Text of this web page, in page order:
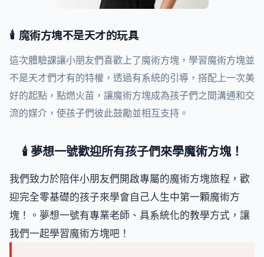
🕯️ 魔術方塊不是天才的玩具
這次體驗課讓小朋友們喜歡上了魔術方塊，學習魔術方塊並
不是天才們才有的特權，透過有系統的引導，搭配上一次美
好的起點，點燃火苗，讓魔術方塊成為孩子們之間溝通和交
流的媒介，使孩子們彼此鼓勵並相互支持。
🕯️ 夢想一號歡迎所有孩子們來學魔術方塊！
我們致力於陪伴小朋友們開啟專屬的魔術方塊旅程，歡
迎完全零基礎的孩子來學會自己人生中第一顆魔術方
塊！。夢想一號有專業老師、具系統化的教學方式，讓
我們一起學習魔術方塊吧！